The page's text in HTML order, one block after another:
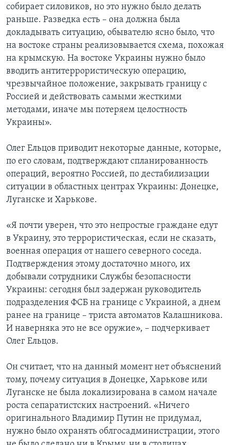
собирает силовиков, но это нужно было делать
раньше. Разведка есть – она должна была
докладывать ситуацию, обывателю ясно было, что
на востоке страны реализовывается схема, похожая
на крымскую. На востоке Украины нужно было
вводить антитеррористическую операцию,
чрезвычайное положение, закрывать границу с
Россией и действовать самыми жесткими
методами, иначе мы потеряем целостность
Украины».
Олег Ельцов приводит некоторые данные, которые,
по его словам, подтверждают спланированность
операций, вероятно Россией, по дестабилизации
ситуации в областных центрах Украины: Донецке,
Луганске и Харькове.
«Я почти уверен, что это непростые граждане едут
в Украину, это террористическая, если не сказать,
военная операция от нашего северного соседа.
Подтверждения этому достаточно много, их
добывали сотрудники Службы безопасности
Украины: сегодня был задержан руководитель
подразделения ФСБ на границе с Украиной, а днем
ранее на границе – триста автоматов Калашникова.
И наверняка это не все оружие», – подчеркивает
Олег Ельцов.
Он считает, что на данный момент нет объяснений
тому, почему ситуация в Донецке, Харькове или
Луганске не была локализирована в самом начале
роста сепаратистских настроений. «Ничего
оригинального Владимир Путин не придумал,
нужно было охранять облгосадминистрации, этого